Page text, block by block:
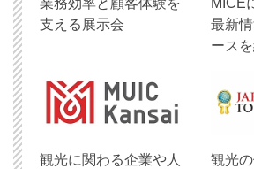
業務効率と顧客体験を
支える展示会
MICE
最新
ース
観光に関わる企業や人
観光